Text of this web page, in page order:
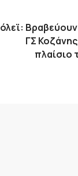
Βραβεύουν
ΓΣ
πλαίσιο